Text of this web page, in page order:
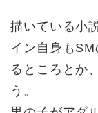
描いている小
イン自身も
るところとか
う。